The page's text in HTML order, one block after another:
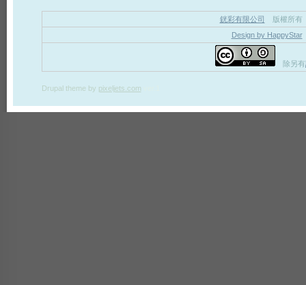
銧彩有限公司
版權所有
Design by HappyStar
除另有
Drupal theme by pixeljets.com